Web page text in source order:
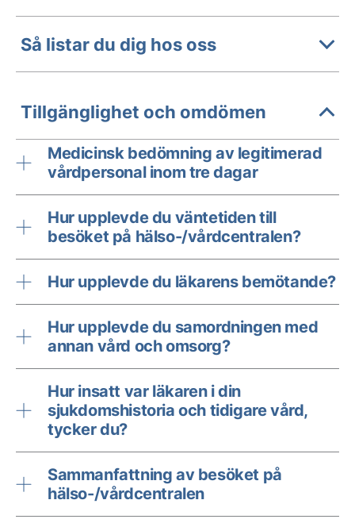
Så listar du dig hos oss
Tillgänglighet och omdömen
Medicinsk bedömning av legitimerad
vårdpersonal inom tre dagar
Hur upplevde du väntetiden till
besöket på hälso-/vårdcentralen?
Hur upplevde du läkarens bemötande?
Hur upplevde du samordningen med
annan vård och omsorg?
Hur insatt var läkaren i din
sjukdomshistoria och tidigare vård,
tycker du?
Sammanfattning av besöket på
hälso-/vårdcentralen